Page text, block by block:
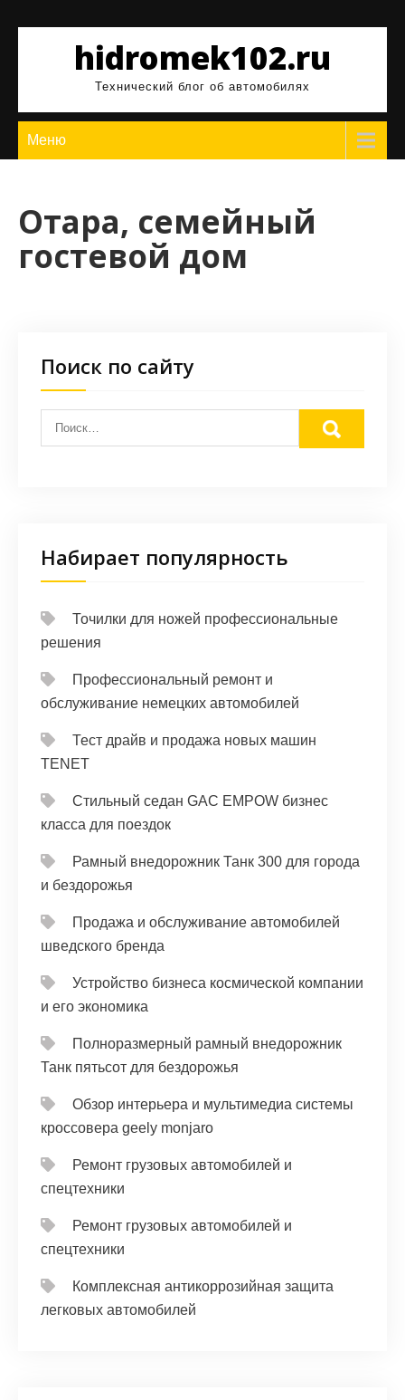
содержимомуhidromek102.ru
Технический блог об автомобилях
Меню
Отара, семейный
гостевой дом
Поиск по сайту
Набирает популярность
Точилки для ножей профессиональные
решения
Профессиональный ремонт и
обслуживание немецких автомобилей
Тест драйв и продажа новых машин
TENET
Стильный седан GAC EMPOW бизнес
класса для поездок
Рамный внедорожник Танк 300 для города
и бездорожья
Продажа и обслуживание автомобилей
шведского бренда
Устройство бизнеса космической компании
и его экономика
Полноразмерный рамный внедорожник
Танк пятьсот для бездорожья
Обзор интерьера и мультимедиа системы
кроссовера geely monjaro
Ремонт грузовых автомобилей и
спецтехники
Ремонт грузовых автомобилей и
спецтехники
Комплексная антикоррозийная защита
легковых автомобилей